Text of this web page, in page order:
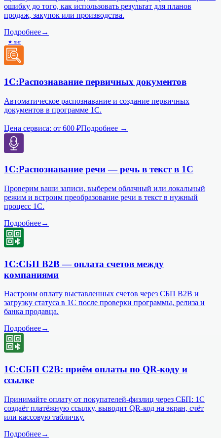
ошибку до того, как использовать результат для планов
продаж, закупок или производства.
Подробнее→
★ хит
1С:Распознавание первичных документов
Автоматическое распознавание и создание первичных
документов в программе 1С.
Цена сервиса: от 600 ₽Подробнее →
1С:Распознавание речи — речь в текст в 1С
Проверим ваши записи, выберем облачный или локальный
режим и встроим преобразование речи в текст в нужный
процесс 1С.
Подробнее→
1С:СБП B2B — оплата счетов между
компаниями
Настроим оплату выставленных счетов через СБП B2B и
загрузку статуса в 1С после проверки программы, релиза и
банка продавца.
Подробнее→
1С:СБП C2B: приём оплаты по QR-коду и
ссылке
Принимайте оплату от покупателей-физлиц через СБП: 1С
создаёт платёжную ссылку, выводит QR-код на экран, счёт
или кассовую табличку.
Подробнее→